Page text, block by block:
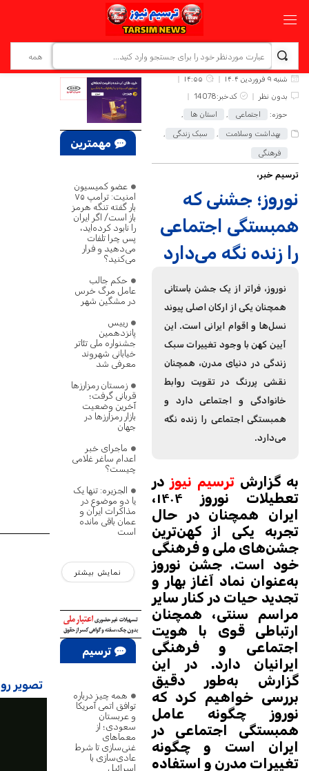
شنبه ۹ فروردین ۱۴۰۴
۱۴:۵۵
بدون نظر
کدخبر:14078
حوزه:
اجتماعی , استان ها ,
بهداشت وسلامت , سبک زندگی ,
فرهنگی
ترسیم خبر،
نوروز؛ جشنی که
همبستگی اجتماعی
را زنده نگه می‌دارد
نوروز، فراتر از یک جشن باستانی
همچنان یکی از ارکان اصلی پیوند
نسل‌ها و اقوام ایرانی است. این
آیین کهن با وجود تغییرات سبک
زندگی در دنیای مدرن، همچنان
نقشی پررنگ در تقویت روابط
خانوادگی و اجتماعی دارد و
همبستگی اجتماعی را زنده نگه
می‌دارد.
به گزارشترسیم نیوز در
تعطیلات نوروز ۱۴۰۴،
ایران همچنان در حال
تجربه یکی از کهن‌ترین
جشن‌های ملی و فرهنگی
خود است. جشن نوروز
به‌عنوان نماد آغاز بهار و
تجدید حیات در کنار سایر
مراسم سنتی، همچنان
ارتباطی قوی با هویت
اجتماعی و فرهنگی
ایرانیان دارد. در این
گزارش به‌طور دقیق
بررسی خواهیم کرد که
نوروز چگونه عامل
همبستگی اجتماعی در
ایران است و چگونه
تغییرات مدرن و استفاده
مهمترین
عضو کمیسیون
امنیت: ترامپ ۷۵
بار گفته تنگه هرمز
باز است/ اگر ایران
را نابود کرده‌اید،
پس چرا تلفات
می‌دهید و فرار
می‌کنید؟
حکم جالب
عامل مرگ خرس
در مشگین‌ شهر
رییس
پانزدهمین
جشنواره ملی تئاتر
خیابانی شهروند
معرفی شد
زمستان رمزارزها
قربانی گرفت؛
آخرین وضعیت
بازار رمزارزها در
جهان
ماجرای خبر
اعدام ساغر غلامی
چیست؟
الجزیره: تنها یک
یا دو موضوع در
مذاکرات ایران و
عمان باقی مانده
است
نمایش بیشتر
ترسیم
همه چیز درباره
توافق اتمی آمریکا
و عربستان
سعودی؛ از
معماهای
غنی‌سازی تا شرط
عادی‌سازی با
اسرائیل
تصویر